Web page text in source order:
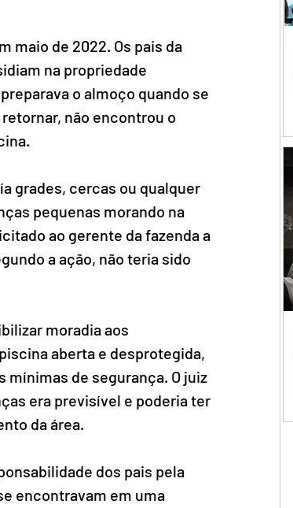
maio de 2022. Os pais da
na propriedade
o almoço quando se
não encontrou o
grades, cercas ou qualquer
pequenas morando na
ao gerente da fazenda a
a ação, não teria sido
moradia aos
aberta e desprotegida,
de segurança. O juiz
era previsível e poderia ter
da área.
dos pais pela
encontravam em uma